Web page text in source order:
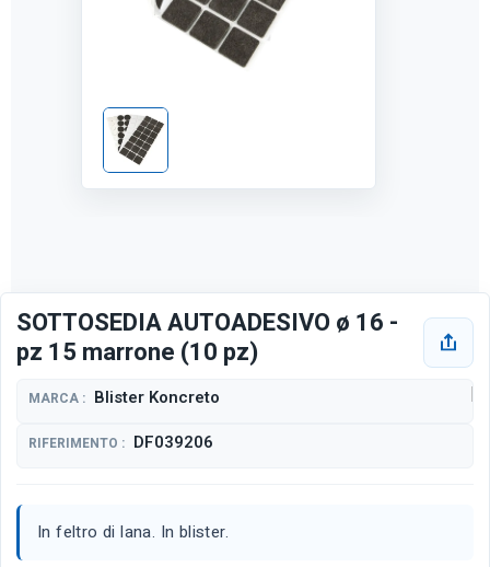
SOTTOSEDIA AUTOADESIVO ø 16 -
pz 15 marrone (10 pz)
MARCA : Blister Koncreto
RIFERIMENTO : DF039206
In feltro di lana. In blister.